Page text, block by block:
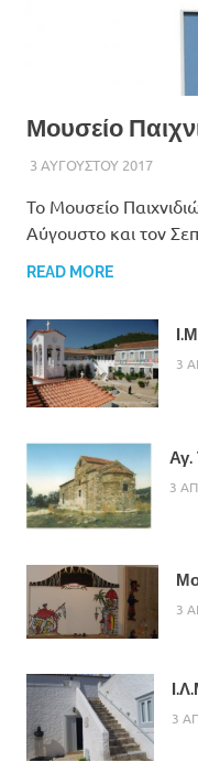
Μουσείο
3 ΑΥΓΟΥΣΤΟΥ 2017
Το Μουσείο
Αύγουστο και τον
READ MORE
3
Αγ.
3
3
3